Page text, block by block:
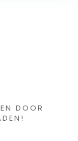
DOOR